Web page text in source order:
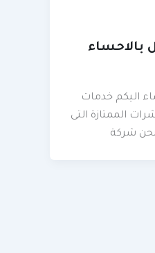
بالاحساء
اليكم خدمات
الممتازة التى
شركة